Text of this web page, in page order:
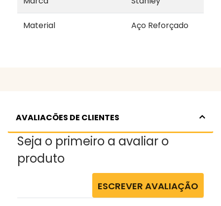
Material Aço Reforçado
AVALIACÕES DE CLIENTES
Seja o primeiro a avaliar o
produto
ESCREVER AVALIAÇÃO